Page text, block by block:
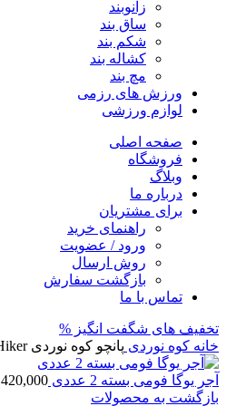
زانوبند
ساق بند
شکم بند
کشاله بند
مچ بند
ورزش های رزمی
لوازم ورزشی
صفحه اصلی
فروشگاه
وبلاگ
درباره ما
برای مشتریان
راهنمای خرید
ورود / عضویت
روش ارسال
بازگشت سفارش
تماس با ما
تخفیف های شگفت انگیز %
خانه کوه نوردی پانچو کوه نوردی Terra Hiker
آجر یوگا فومی بسته 2 عددی 420,000
بازگشت به محصولات